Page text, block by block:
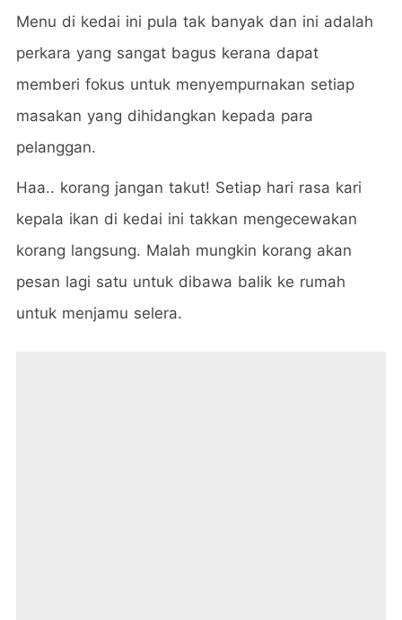
Menu di kedai ini pula tak banyak dan ini adalah
perkara yang sangat bagus kerana dapat
memberi fokus untuk menyempurnakan setiap
masakan yang dihidangkan kepada para
pelanggan.
Haa.. korang jangan takut! Setiap hari rasa kari
kepala ikan di kedai ini takkan mengecewakan
korang langsung. Malah mungkin korang akan
pesan lagi satu untuk dibawa balik ke rumah
untuk menjamu selera.